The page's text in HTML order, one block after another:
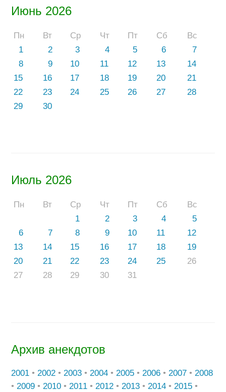
Июнь 2026
Пн Вт Ср Чт Пт Сб
Вс
1
2 3 4 5 6
7
8
9 10 11 12 13
14
15
16 17 18 19 20
21
22
23 24 25 26 27
28
29
30
Июль 2026
Пн Вт Ср Чт Пт Сб
Вс
1
2 3 4
5
6
7 8 9 10 11
12
13
14 15 16 17 18
19
20
21 22 23 24 25
26
27
28 29 30 31
Архив анекдотов
2001 • 2002 • 2003 • 2004 • 2005 • 2006 • 2007 • 2008
• 2009 • 2010 • 2011 • 2012 • 2013 • 2014 • 2015 •